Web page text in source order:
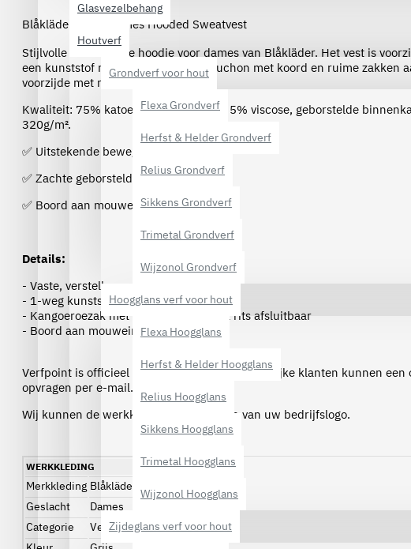
Glasvezelbehang
Houtverf
Grondverf voor hout
Flexa Grondverf
Herfst & Helder Grondverf
Relius Grondverf
Sikkens Grondverf
Trimetal Grondverf
Wijzonol Grondverf
Hoogglans verf voor hout
Flexa Hoogglans
Herfst & Helder Hoogglans
Relius Hoogglans
Sikkens Hoogglans
Trimetal Hoogglans
Wijzonol Hoogglans
Zijdeglans verf voor hout
Blåkläder 3373 Dames Hooded Sweatvest
Stijlvolle en moderne hoodie voor dames van Blåkläder. Het vest is
een kunststof rits, een gevoerde capuchon met koord en ruime zakken
voorzijde met rits.
Kwaliteit: 75% katoen, 20% polyester, 5% viscose, geborstelde
320g/m².
✅ Uitstekende bewegingsvrijheid
✅ Zachte geborstelde voering
✅ Boord aan mouweinde
Details:
- Vaste, verstelbare capuchon
- 1-weg kunststof rits
- Kangoeroezak met telefoonzakje, met rits afsluitbaar
- Boord aan mouweinde
Verfpoint is officieel dealer van Blåkläder, zakelijke klanten kunnen een
opvragen per e-mail.
Wij kunnen de werkkleding ook voorzien van uw bedrijfslogo.
WERKKLEDING
Merkkleding Blåkläder
Geslacht
Dames
Categorie
Vesten